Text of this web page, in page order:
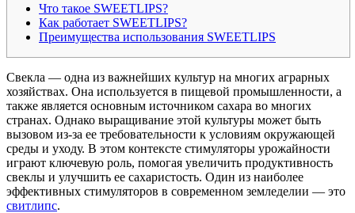
Что такое SWEETLIPS?
Как работает SWEETLIPS?
Преимущества использования SWEETLIPS
Свекла — одна из важнейших культур на многих аграрных
хозяйствах. Она используется в пищевой промышленности, а
также является основным источником сахара во многих
странах. Однако выращивание этой культуры может быть
вызовом из-за ее требовательности к условиям окружающей
среды и уходу. В этом контексте стимуляторы урожайности
играют ключевую роль, помогая увеличить продуктивность
свеклы и улучшить ее сахаристость. Один из наиболее
эффективных стимуляторов в современном земледелии — это
свитлипс.